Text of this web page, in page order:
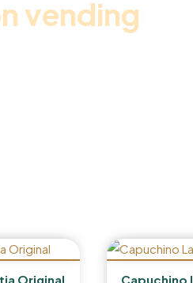
vending
Original
Capuchino